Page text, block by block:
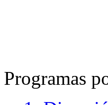
Programas